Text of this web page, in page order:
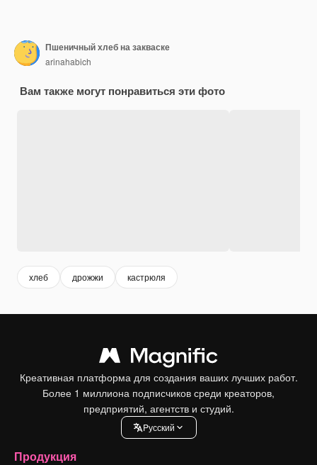
Пшеничный хлеб на закваске
arinahabich
Вам также могут понравиться эти фото
хлеб дрожжи кастрюля
Креативная платформа для создания ваших лучших работ.
Более 1 миллиона подписчиков среди креаторов,
предприятий, агентств и студий.
Pусский
Продукция